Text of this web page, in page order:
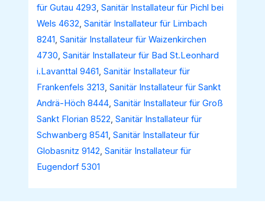
für Gutau 4293,Sanitär Installateur für Pichl bei
Wels 4632,Sanitär Installateur für Limbach
8241,Sanitär Installateur für Waizenkirchen
4730,Sanitär Installateur für Bad St.Leonhard
i.Lavanttal 9461,Sanitär Installateur für
Frankenfels 3213,Sanitär Installateur für Sankt
Andrä-Höch 8444,Sanitär Installateur für Groß
Sankt Florian 8522,Sanitär Installateur für
Schwanberg 8541,Sanitär Installateur für
Globasnitz 9142,Sanitär Installateur für
Eugendorf 5301